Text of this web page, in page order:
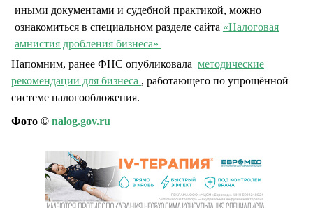
иными документами и судебной практикой, можно
ознакомиться в специальном разделе сайта «Налоговая
амнистия дробления бизнеса»
Напомним, ранее ФНС опубликовала методические
рекомендации для бизнеса , работающего по упрощённой
системе налогообложения.
Фото © nalog.gov.ru